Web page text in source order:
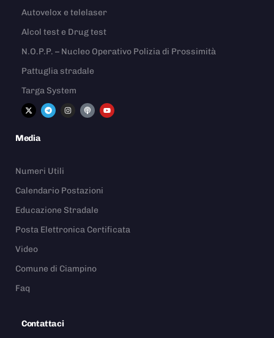
Autovelox e telelaser
Alcol test e Drug test
N.O.P.P. – Nucleo Operativo Polizia di Prossimità
Pattuglia stradale
Targa System
Media
Numeri Utili
Calendario Postazioni
Educazione Stradale
Posta Elettronica Certificata
Video
Comune di Ciampino
Faq
Contattaci